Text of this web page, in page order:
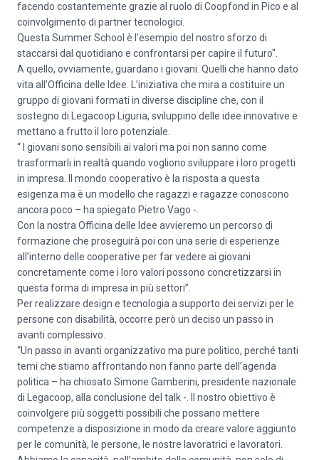
facendo costantemente grazie al ruolo di Coopfond in Pico e al
coinvolgimento di partner tecnologici.
Questa Summer School è l’esempio del nostro sforzo di
staccarsi dal quotidiano e confrontarsi per capire il futuro".
A quello, ovviamente, guardano i giovani. Quelli che hanno dato
vita all’Officina delle Idee. L’iniziativa che mira a costituire un
gruppo di giovani formati in diverse discipline che, con il
sostegno di Legacoop Liguria, sviluppino delle idee innovative e
mettano a frutto il loro potenziale.
“ I giovani sono sensibili ai valori ma poi non sanno come
trasformarli in realtà quando vogliono sviluppare i loro progetti
in impresa. Il mondo cooperativo è la risposta a questa
esigenza ma è un modello che ragazzi e ragazze conoscono
ancora poco – ha spiegato Pietro Vago -.
Con la nostra Officina delle Idee avvieremo un percorso di
formazione che proseguirà poi con una serie di esperienze
all’interno delle cooperative per far vedere ai giovani
concretamente come i loro valori possono concretizzarsi in
questa forma di impresa in più settori”.
Per realizzare design e tecnologia a supporto dei servizi per le
persone con disabilità, occorre però un deciso un passo in
avanti complessivo.
“Un passo in avanti organizzativo ma pure politico, perché tanti
temi che stiamo affrontando non fanno parte dell’agenda
politica – ha chiosato Simone Gamberini, presidente nazionale
di Legacoop, alla conclusione del talk -. Il nostro obiettivo è
coinvolgere più soggetti possibili che possano mettere
competenze a disposizione in modo da creare valore aggiunto
per le comunità, le persone, le nostre lavoratrici e lavoratori.